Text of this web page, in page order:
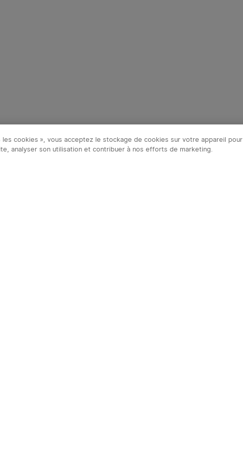
les cookies », vous acceptez le stockage de cookies sur votre appareil pour
analyser son utilisation et contribuer à nos efforts de marketing.